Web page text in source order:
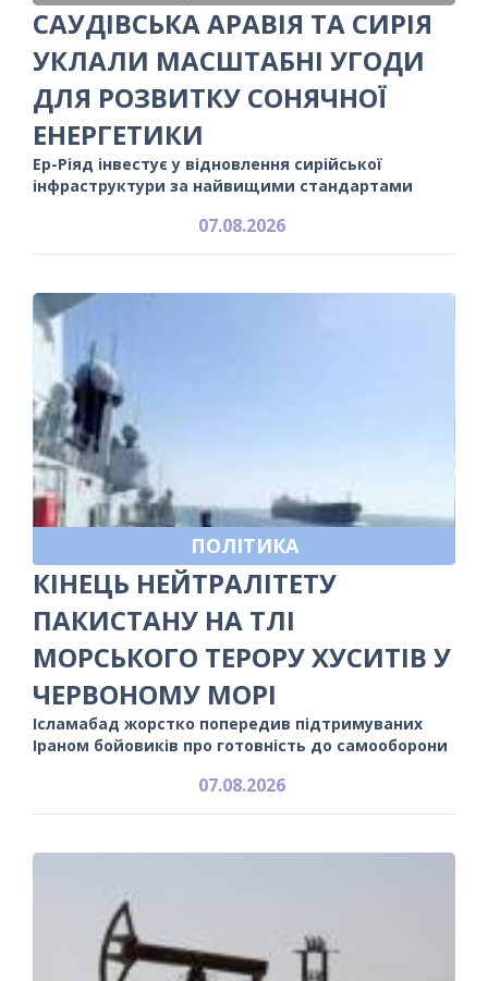
САУДІВСЬКА АРАВІЯ ТА СИРІЯ
УКЛАЛИ МАСШТАБНІ УГОДИ
ДЛЯ РОЗВИТКУ СОНЯЧНОЇ
ЕНЕРГЕТИКИ
Ер-Ріяд інвестує у відновлення сирійської
інфраструктури за найвищими стандартами
07.08.2026
ПОЛІТИКА
КІНЕЦЬ НЕЙТРАЛІТЕТУ
ПАКИСТАНУ НА ТЛІ
МОРСЬКОГО ТЕРОРУ ХУСИТІВ У
ЧЕРВОНОМУ МОРІ
Ісламабад жорстко попередив підтримуваних
Іраном бойовиків про готовність до самооборони
07.08.2026